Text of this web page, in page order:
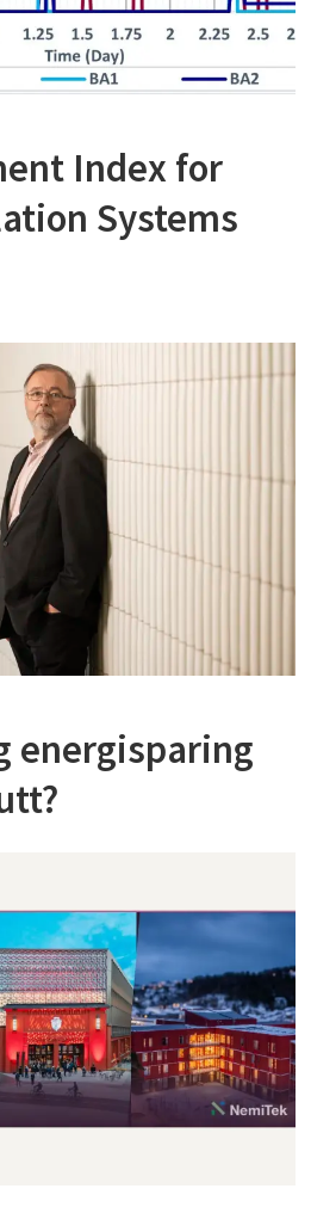
Index for
Systems
energisparing